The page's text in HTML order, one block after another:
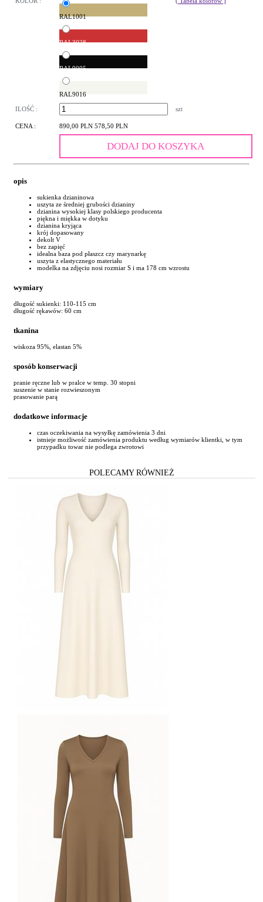
RAL1001
RAL3028
RAL9005
RAL9016
ILOŚĆ : szt
CENA : 890,00 PLN 578,50 PLN
DODAJ DO KOSZYKA
opis
sukienka dzianinowa
uszyta ze średniej grubości dzianiny
dzianina wysokiej klasy polskiego producenta
piękna i miękka w dotyku
dzianina kryjąca
krój dopasowany
dekolt V
bez zapięć
idealna baza pod płaszcz czy marynarkę
uszyta z elastycznego materiału
modelka na zdjęciu nosi rozmiar S i ma 178 cm wzrostu
wymiary
długość sukienki: 110-115 cm
długość rękawów: 60 cm
tkanina
wiskoza 95%, elastan 5%
sposób konserwacji
pranie ręczne lub w pralce w temp. 30 stopni
suszenie w stanie rozwieszonym
prasowanie parą
dodatkowe informacje
czas oczekiwania na wysyłkę zamówienia 3 dni
istnieje możliwość zamówienia produktu według wymiarów klientki, w tym
przypadku towar nie podlega zwrotowi
POLECAMY RÓWNIEŻ